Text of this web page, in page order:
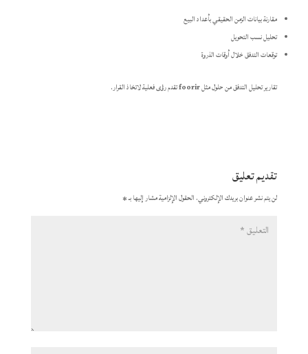
مقارنة بيانات الزمن الحقيقي بأعداد البيع
تحليل نسب التحويل
توقعات التدفق خلال أوقات الذروة
تقارير تحليل التدفق من حلول مثلfoorirتقدم رؤى فعلية لاتخاذ القرار.
تقديم تعليق
لن يتم نشر عنوان بريدك الإلكتروني. الحقول الإلزامية مشار إليها بـ*